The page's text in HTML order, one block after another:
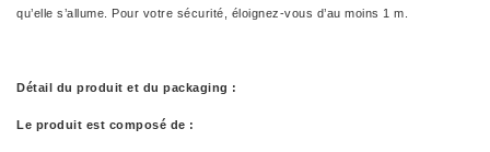
qu’elle s’allume. Pour votre sécurité, éloignez-vous d’au moins 1 m.
Détail du produit et du packaging :
Le produit est composé de :